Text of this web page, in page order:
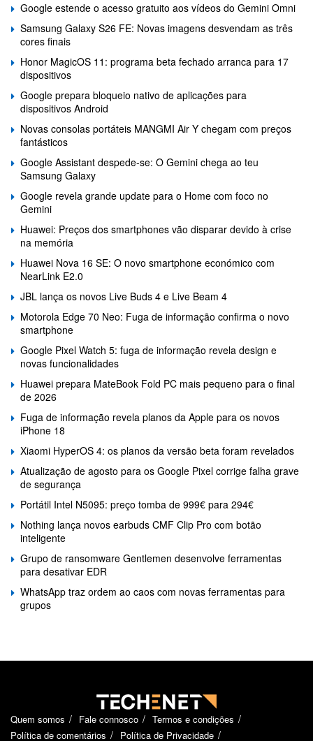
Google estende o acesso gratuito aos vídeos do Gemini Omni
Samsung Galaxy S26 FE: Novas imagens desvendam as três
cores finais
Honor MagicOS 11: programa beta fechado arranca para 17
dispositivos
Google prepara bloqueio nativo de aplicações para
dispositivos Android
Novas consolas portáteis MANGMI Air Y chegam com preços
fantásticos
Google Assistant despede-se: O Gemini chega ao teu
Samsung Galaxy
Google revela grande update para o Home com foco no
Gemini
Huawei: Preços dos smartphones vão disparar devido à crise
na memória
Huawei Nova 16 SE: O novo smartphone económico com
NearLink E2.0
JBL lança os novos Live Buds 4 e Live Beam 4
Motorola Edge 70 Neo: Fuga de informação confirma o novo
smartphone
Google Pixel Watch 5: fuga de informação revela design e
novas funcionalidades
Huawei prepara MateBook Fold PC mais pequeno para o final
de 2026
Fuga de informação revela planos da Apple para os novos
iPhone 18
Xiaomi HyperOS 4: os planos da versão beta foram revelados
Atualização de agosto para os Google Pixel corrige falha grave
de segurança
Portátil Intel N5095: preço tomba de 999€ para 294€
Nothing lança novos earbuds CMF Clip Pro com botão
inteligente
Grupo de ransomware Gentlemen desenvolve ferramentas
para desativar EDR
WhatsApp traz ordem ao caos com novas ferramentas para
grupos
Quem somos Fale connosco
Termos e condições
Política de comentários
Política de Privacidade